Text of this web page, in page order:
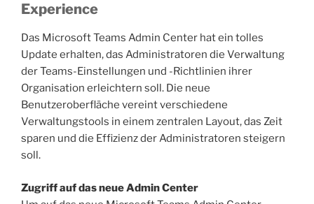
Experience
Das Microsoft Teams Admin Center hat ein tolles
Update erhalten, das Administratoren die Verwaltung
der Teams-Einstellungen und -Richtlinien ihrer
Organisation erleichtern soll. Die neue
Benutzeroberfläche vereint verschiedene
Verwaltungstools in einem zentralen Layout, das Zeit
sparen und die Effizienz der Administratoren steigern
soll.
Zugriff auf das neue Admin Center